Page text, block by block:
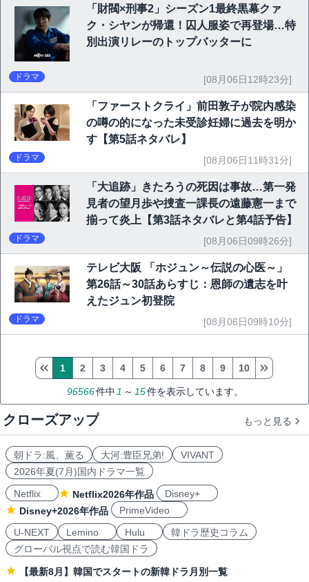
「財閥×刑事2」シーズン1最終黒幕クァ
ク・シヤンが帰還！囚人服姿で再登場…特
別出演リレーのトップバッターに
ドラマ [08月06日12時23分]
「ファーストクライ」前田敦子が院内感染
の噂の的になった未受診妊婦に過去を明か
す【第5話ネタバレ】
ドラマ [08月06日11時31分]
「大追跡」きたろうの死因は事故…第一発
見者の望月歩や捜査一課長の遠藤憲一まで
揃って炎上【第3話ネタバレと第4話予告】
ドラマ [08月06日09時26分]
テレビ大阪 「ホジュン～伝説の心医～」
第26話～30話あらすじ：恩師の遺志を叶
えたジュン初登院
ドラマ [08月06日09時10分]
96566件中 1 ～ 15件を表示しています。
1 2 3 4 5 6 7 8 9 10
クローズアップ もっと見る
朝ドラ:風、薫る 大河:豊臣兄弟!
VIVANT
2026年夏(7月)国内ドラマ一覧
Netflix
Netflix2026年作品
Disney+
Disney+2026年作品
PrimeVideo
U-NEXT
Lemino Hulu
韓ドラ歴史コラム
グローバル視点で読む韓国ドラ
【最新8月】韓国でスタートの新韓ドラ月別一覧